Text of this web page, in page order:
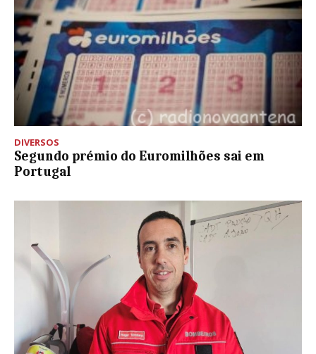
DIVERSOS
Segundo prémio do Euromilhões sai em
Portugal